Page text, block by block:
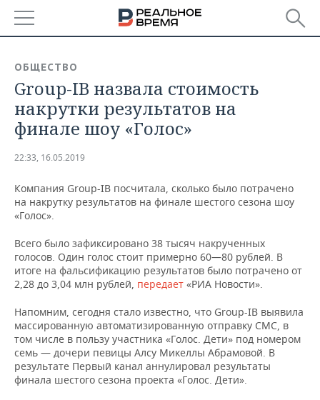
БАШКОРТОСТАН
ТАТАРСТАН
НОВОСТИ
АНАЛИТИКА
ДЕКЛАРАЦИИ О ДОХОДАХ
КОРОЛИ ГОСЗАКАЗА ПФО
ВУЗЫ ТАТАРСТАНА
КОМУ ПРИНАДЛЕЖАТ
ТОРГОВЫЕ ЦЕНТРЫ
НОВОСТИ ЭКОНОМИКИ
ФИНАНСЫ
БАНКИ
БЮДЖЕТ
ИНВЕСТИЦИИ
ПРОМЫШЛЕННОСТЬ
НОВОСТИ
АГРОПРОМ
МАШИНОСТРОЕНИЕ
НЕФТЕХИМИЯ
НЕФТЬ
ОПК
НЕДВИЖИМОСТЬ
НОВОСТИ НЕДВИЖИМОСТИ
АВТО
НОВОСТИ АВТО
БИЗНЕС
НОВОСТИ БИЗНЕСА
РОЗНИЧНАЯ ТОРГОВЛЯ
ТРАНСПОРТ
ТЕХНОЛОГИИ
НОВОСТИ ТЕХНОЛОГИЙ
IT
МЕРОПРИЯТИЯ
НОВОСТИ МЕРОПРИЯТИЙ
СПОРТ
ОБЩЕСТВО
Group-IB назвала стоимость
накрутки результатов на
финале шоу «Голос»
22:33, 16.05.2019
Компания Group-IB посчитала, сколько было потрачено
на накрутку результатов на финале шестого сезона шоу
«Голос».
Всего было зафиксировано 38 тысяч накрученных
голосов. Один голос стоит примерно 60—80 рублей. В
итоге на фальсификацию результатов было потрачено от
2,28 до 3,04 млн рублей, передает «РИА Новости».
Напомним, сегодня стало известно, что Group-IB выявила
массированную автоматизированную отправку СМС, в
том числе в пользу участника «Голос. Дети» под номером
семь — дочери певицы Алсу Микеллы Абрамовой. В
результате Первый канал аннулировал результаты
финала шестого сезона проекта «Голос. Дети».